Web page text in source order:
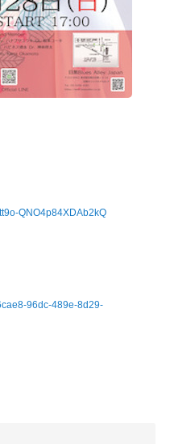
QNO4p84XDAb2kQ
96dc-489e-8d29-